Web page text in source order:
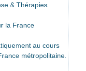
& Thérapies
la France
au cours
métropolitaine.